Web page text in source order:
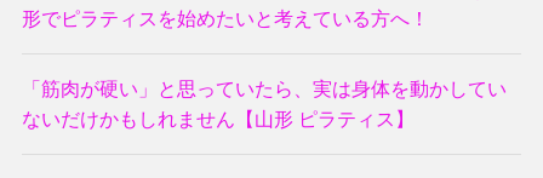
形でピラティスを始めたいと考えている方へ！
「筋肉が硬い」と思っていたら、実は身体を動かしてい
ないだけかもしれません【山形 ピラティス】